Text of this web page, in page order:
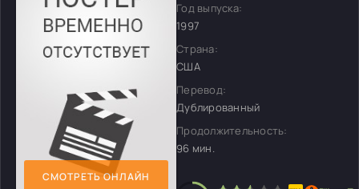
СМОТРЕТЬ ОНЛАЙН
Год выпуска:
1997
Страна:
США
Перевод:
Дублированный
Продолжительность:
96 мин.